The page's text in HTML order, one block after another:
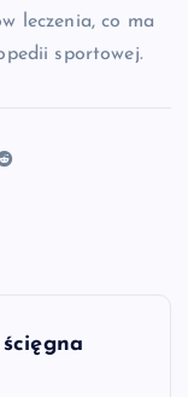
leczenia, co ma
sportowej.